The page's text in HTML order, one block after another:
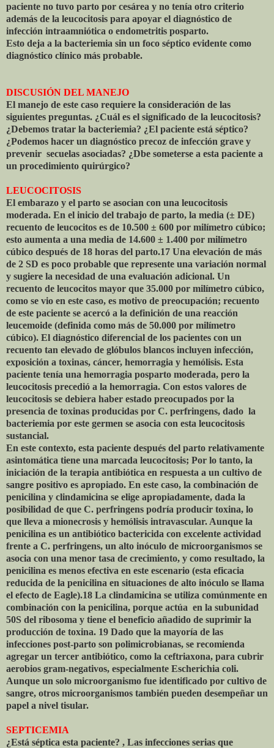
paciente no tuvo parto por cesárea y no tenía otro criterio
además de la leucocitosis para apoyar el diagnóstico de
infección intraamniótica o endometritis posparto.
Esto deja a la bacteriemia sin un foco séptico evidente como
diagnóstico clínico más probable.
DISCUSIÓN DEL MANEJO
El manejo de este caso requiere la consideración de las
siguientes preguntas. ¿Cuál es el significado de la leucocitosis?
¿Debemos tratar la bacteriemia? ¿El paciente está séptico?
¿Podemos hacer un diagnóstico precoz de infección grave y
prevenir secuelas asociadas? ¿Dbe someterse a esta paciente a
un procedimiento quirúrgico?
LEUCOCITOSIS
El embarazo y el parto se asocian con una leucocitosis
moderada. En el inicio del trabajo de parto, la media (± DE)
recuento de leucocitos es de 10.500 ± 600 por milímetro cúbico;
esto aumenta a una media de 14.600 ± 1.400 por milímetro
cúbico después de 18 horas del parto.17 Una elevación de más
de 2 SD es poco probable que represente una variación normal
y sugiere la necesidad de una evaluación adicional. Un
recuento de leucocitos mayor que 35.000 por milímetro cúbico,
como se vio en este caso, es motivo de preocupación; recuento
de este paciente se acercó a la definición de una reacción
leucemoide (definida como más de 50.000 por milímetro
cúbico). El diagnóstico diferencial de los pacientes con un
recuento tan elevado de glóbulos blancos incluyen infección,
exposición a toxinas, cáncer, hemorragia y hemólisis. Esta
paciente tenía una hemorragia posparto moderada, pero la
leucocitosis precedió a la hemorragia. Con estos valores de
leucocitosis se debiera haber estado preocupados por la
presencia de toxinas producidas por C. perfringens, dado la
bacteriemia por este germen se asocia con esta leucocitosis
sustancial.
En este contexto, esta paciente después del parto relativamente
asintomática tiene una marcada leucocitosis; Por lo tanto, la
iniciación de la terapia antibiótica en respuesta a un cultivo de
sangre positivo es apropiado. En este caso, la combinación de
penicilina y clindamicina se elige apropiadamente, dada la
posibilidad de que C. perfringens podría producir toxina, lo
que lleva a mionecrosis y hemólisis intravascular. Aunque la
penicilina es un antibiótico bactericida con excelente actividad
frente a C. perfringens, un alto inóculo de microorganismos se
asocia con una menor tasa de crecimiento, y como resultado, la
penicilina es menos efectiva en este escenario (esta eficacia
reducida de la penicilina en situaciones de alto inóculo se llama
el efecto de Eagle).18 La clindamicina se utiliza comúnmente en
combinación con la penicilina, porque actúa en la subunidad
50S del ribosoma y tiene el beneficio añadido de suprimir la
producción de toxina. 19 Dado que la mayoría de las
infecciones post-parto son polimicrobianas, se recomienda
agregar un tercer antibiótico, como la ceftriaxona, para cubrir
aerobios gram-negativos, especialmente Escherichia coli.
Aunque un solo microorganismo fue identificado por cultivo de
sangre, otros microorganismos también pueden desempeñar un
papel a nivel tisular.
SEPTICEMIA
¿Está séptica esta paciente? , Las infecciones serias que